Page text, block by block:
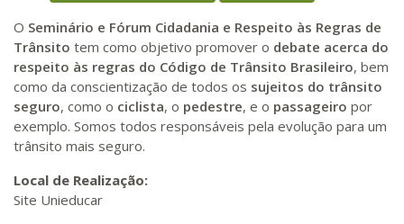
O Seminário e Fórum Cidadania e Respeito às Regras de
Trânsito tem como objetivo promover o debate acerca do
respeito às regras do Código de Trânsito Brasileiro, bem
como da conscientização de todos os sujeitos do trânsito
seguro, como o ciclista, o pedestre, e o passageiro por
exemplo. Somos todos responsáveis pela evolução para um
trânsito mais seguro.
Local de Realização:
Site Unieducar